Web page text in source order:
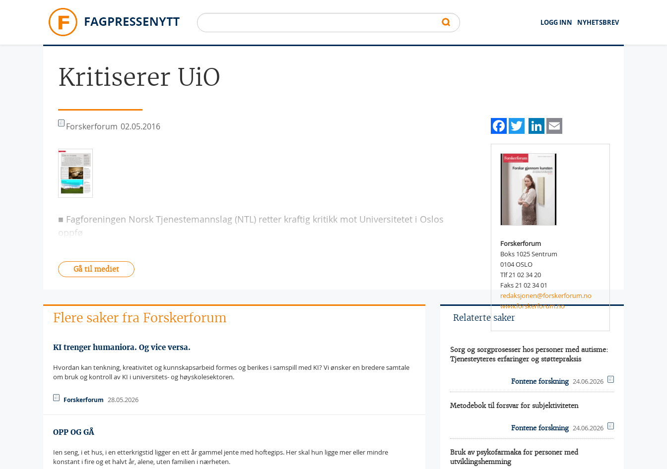
LOGG INN
NYHETSBREV
Kritiserer UiO
Forskerforum 02.05.2016
■ Fagforeningen Norsk Tjenestemannslag (NTL) retter kraftig kritikk mot Universitetet i Oslos
oppfø
Gå til mediet
Facebook
TwitterLinkedIn
Forskerforum
Boks 1025 Sentrum
0104 OSLO
Tlf 21 02 34 20
Faks 21 02 34 01
redaksjonen@forskerforum.no
www.forskerforum.no
Flere saker fra Forskerforum
KI trenger humaniora. Og vice versa.
Hvordan kan tenkning, kreativitet og kunnskapsarbeid formes og berikes i samspill med KI? Vi ønsker en bredere samtale
om bruk og kontroll av KI i universitets- og høyskolesektoren.
Forskerforum 28.05.2026
OPP OG GÅ
Ien seng, i et hus, i en etterkrigstid ligger en ett år gammel jente med hoftegips. Her skal hun ligge mer eller mindre
konstant i fire og et halvt år, alene, uten familien i nærheten.
Relaterte saker
Sorg og sorgprosesser hos personer med autisme:
Tjenesteyteres erfaringer og støttepraksis
Fontene forskning 24.06.2026
Metodebok til forsvar for subjektiviteten
Fontene forskning 24.06.2026
Bruk av psykofarmaka for personer med
utviklingshemming